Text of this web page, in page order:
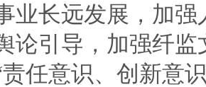
业长远发展，加强
论引导，加强纤
任意识、创新意